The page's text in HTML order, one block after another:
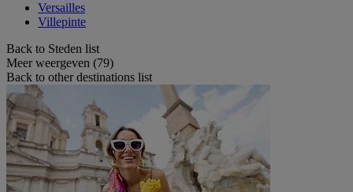
Versailles
Villepinte
Back to Steden list
Meer weergeven (79)
Back to other destinations list